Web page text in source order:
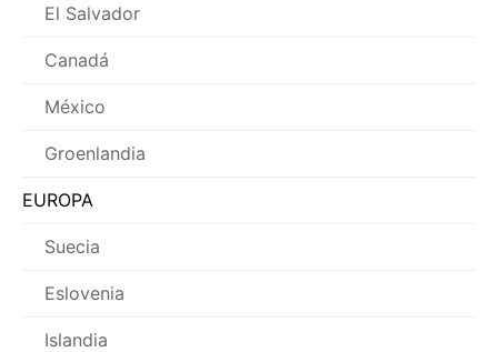
El Salvador
Canadá
México
Groenlandia
EUROPA
Suecia
Eslovenia
Islandia